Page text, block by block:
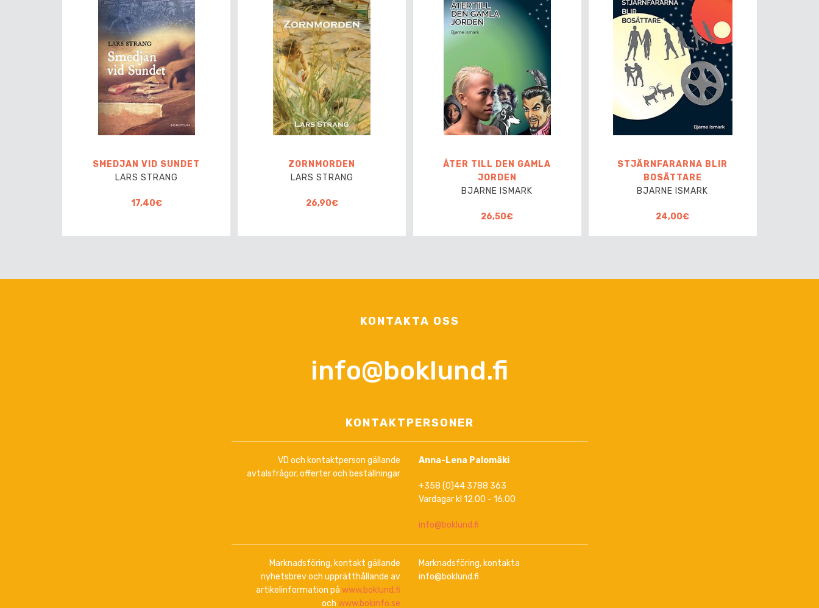
SMEDJAN VID SUNDET
LARS STRANG
17,40€
ZORNMORDEN
LARS STRANG
26,90€
ÅTER TILL DEN GAMLA
JORDEN
BJARNE ISMARK
26,50€
STJÄRNFARARNA BLIR
BOSÄTTARE
BJARNE ISMARK
24,00€
KONTAKTA OSS
info@boklund.fi
KONTAKTPERSONER
VD och kontaktperson gällande
avtalsfrågor, offerter och beställningar
Anna-Lena Palomäki
+358 (0)44 3788 363
Vardagar kl 12.00 - 16.00
info@boklund.fi
Marknadsföring, kontakt gällande
nyhetsbrev och upprätthållande av
artikelinformation på www.boklund.fi
och www.bokinfo.se
Marknadsföring, kontakta
info@boklund.fi